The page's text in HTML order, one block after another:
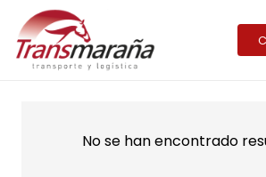
No se han encontrado